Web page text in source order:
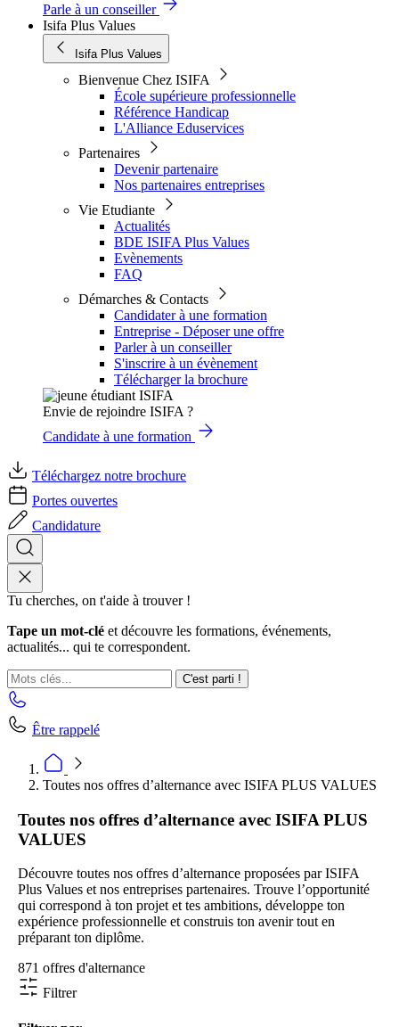
Parle à un conseiller
Isifa Plus Values
Isifa Plus Values
Bienvenue Chez ISIFA
École supérieure professionnelle
Référence Handicap
L'Alliance Eduservices
Partenaires
Devenir partenaire
Nos partenaires entreprises
Vie Etudiante
Actualités
BDE ISIFA Plus Values
Evènements
FAQ
Démarches & Contacts
Candidater à une formation
Entreprise - Déposer une offre
Parler à un conseiller
S'inscrire à un évènement
Télécharger la brochure
Envie de rejoindre ISIFA ?
Candidate à une formation
Téléchargez notre brochure
Portes ouvertes
Candidature
Tu cherches, on t'aide à trouver !
Tape un mot-clé et découvre les formations, événements,
actualités... qui te correspondent.
C'est parti !
Être rappelé
Toutes nos offres d’alternance avec ISIFA PLUS VALUES
Toutes nos offres d’alternance avec ISIFA PLUS
VALUES
Découvre toutes nos offres d’alternance proposées par ISIFA
Plus Values et nos entreprises partenaires. Trouve l’opportunité
qui correspond à ton projet et tes ambitions, développe ton
expérience professionnelle et construis ton avenir tout en
préparant ton diplôme.
871 offres d'alternance
Filtrer